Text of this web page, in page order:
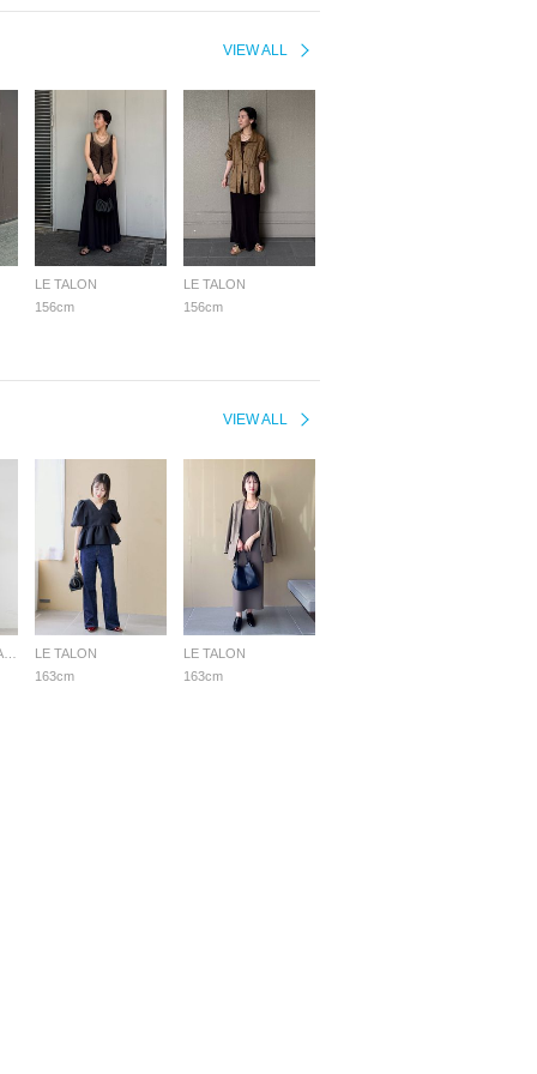
VIEW ALL
LE TALON
156cm
LE TALON
156cm
VIEW ALL
LE TALON
163cm
LE TALON
163cm